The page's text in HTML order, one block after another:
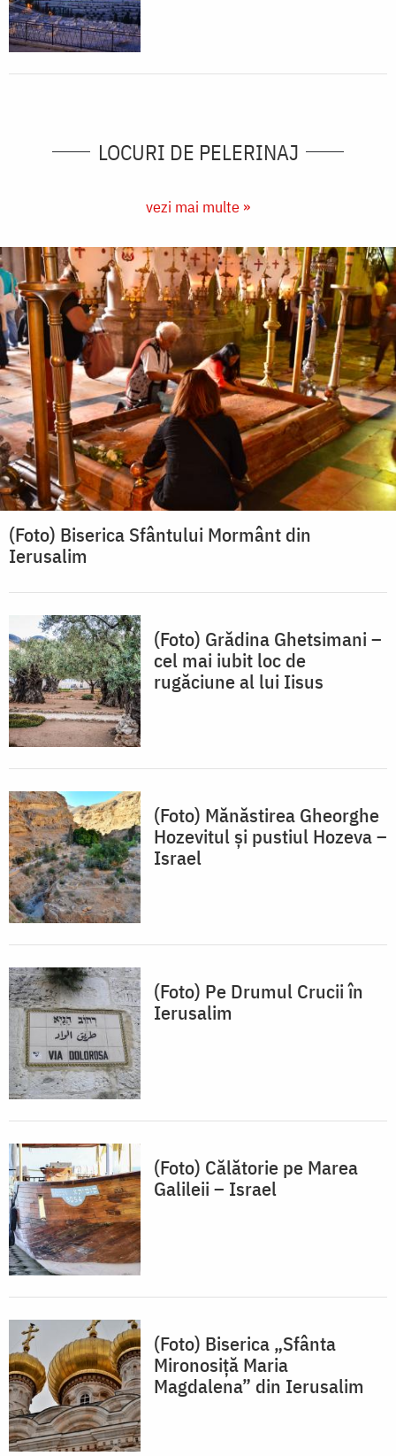
LOCURI DE PELERINAJ
vezi mai multe »
(Foto) Biserica Sfântului Mormânt din
Ierusalim
(Foto) Grădina Ghetsimani –
cel mai iubit loc de
rugăciune al lui Iisus
(Foto) Mănăstirea Gheorghe
Hozevitul și pustiul Hozeva –
Israel
(Foto) Pe Drumul Crucii în
Ierusalim
(Foto) Călătorie pe Marea
Galileii – Israel
(Foto) Biserica „Sfânta
Mironosiță Maria
Magdalena” din Ierusalim